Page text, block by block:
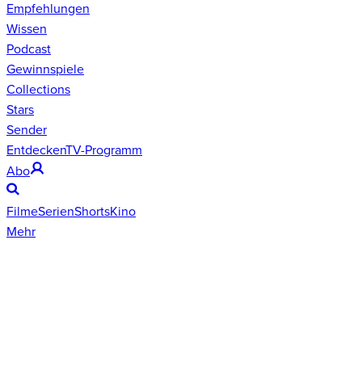
Empfehlungen
Wissen
Podcast
Gewinnspiele
Collections
Stars
Sender
EntdeckenTV-Programm
Abo
FilmeSerienShortsKino
Mehr